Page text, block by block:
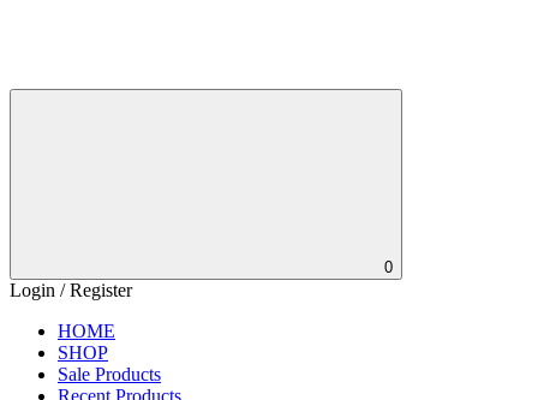
0
Login / Register
HOME
SHOP
Sale Products
Recent Products